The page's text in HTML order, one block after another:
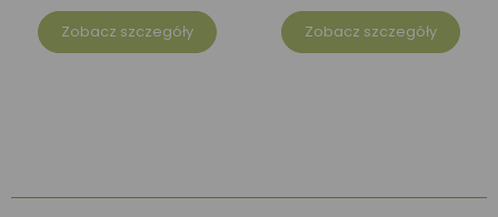
Zobacz szczegóły Zobacz szczegóły